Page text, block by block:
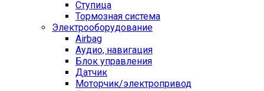
Ступица
Тормозная система
Электрооборудование
Airbag
Аудио, навигация
Блок управления
Датчик
Моторчик/электропривод